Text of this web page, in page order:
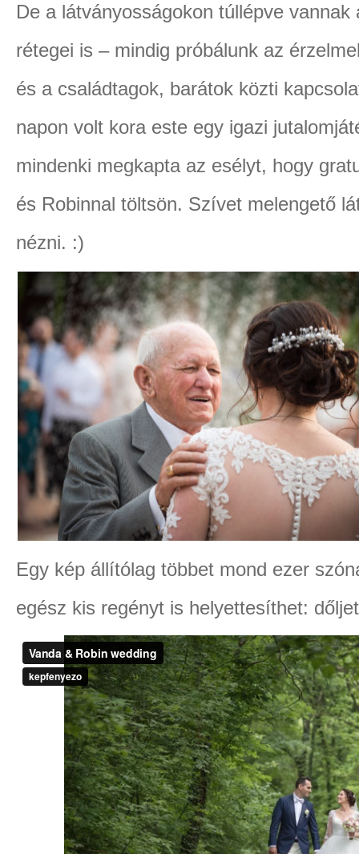
De a látványosságokon túllépve
rétegei is – mindig próbálunk az
és a családtagok, barátok közti
napon volt kora este egy igazi
mindenki megkapta az esélyt, hogy
és Robinnal töltsön. Szívet melengető
nézni. :)
Egy kép állítólag többet mond ezer
egész kis regényt is helyettesíthet: